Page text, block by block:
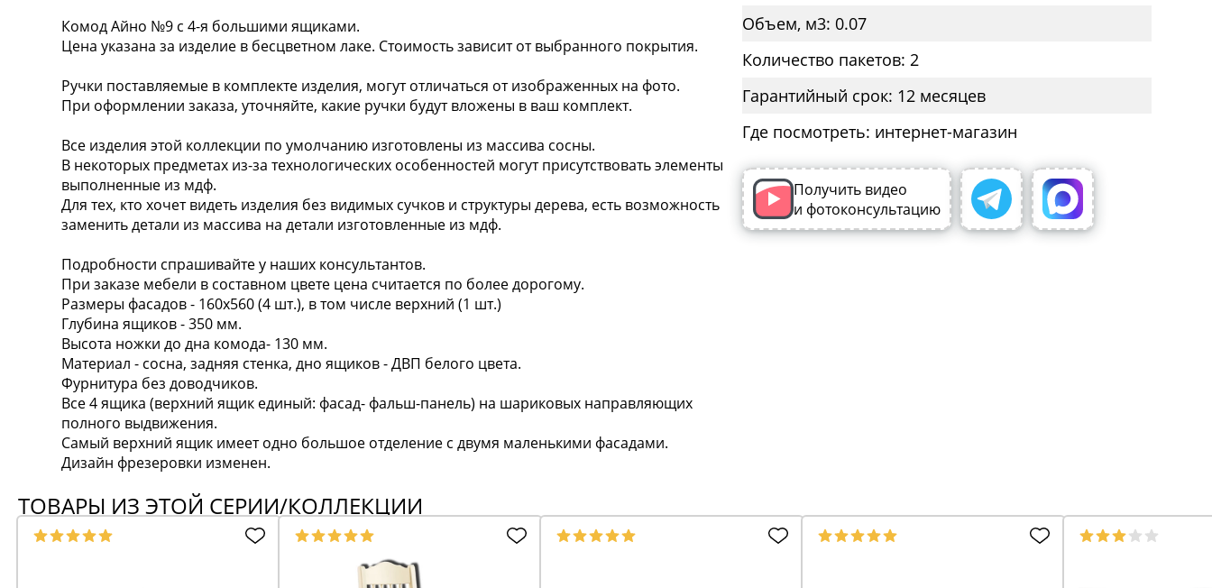
Комод Айно №9 с 4-я большими ящиками.
Цена указана за изделие в бесцветном лаке. Стоимость зависит от выбранного покрытия.
Ручки поставляемые в комплекте изделия, могут отличаться от изображенных на фото.
При оформлении заказа, уточняйте, какие ручки будут вложены в ваш комплект.
Все изделия этой коллекции по умолчанию изготовлены из массива сосны.
В некоторых предметах из-за технологических особенностей могут присутствовать элементы
выполненные из мдф.
Для тех, кто хочет видеть изделия без видимых сучков и структуры дерева, есть возможность
заменить детали из массива на детали изготовленные из мдф.
Подробности спрашивайте у наших консультантов.
При заказе мебели в составном цвете цена считается по более дорогому.
Размеры фасадов - 160х560 (4 шт.), в том числе верхний (1 шт.)
Глубина ящиков - 350 мм.
Высота ножки до дна комода- 130 мм.
Материал - сосна, задняя стенка, дно ящиков - ДВП белого цвета.
Фурнитура без доводчиков.
Все 4 ящика (верхний ящик единый: фасад- фальш-панель) на шариковых направляющих
полного выдвижения.
Самый верхний ящик имеет одно большое отделение с двумя маленькими фасадами.
Дизайн фрезеровки изменен.
Объем, м3: 0.07
Количество пакетов: 2
Гарантийный срок: 12 месяцев
Где посмотреть: интернет-магазин
Получить видео
и фотоконсультацию
ТОВАРЫ ИЗ ЭТОЙ СЕРИИ/КОЛЛЕКЦИИ